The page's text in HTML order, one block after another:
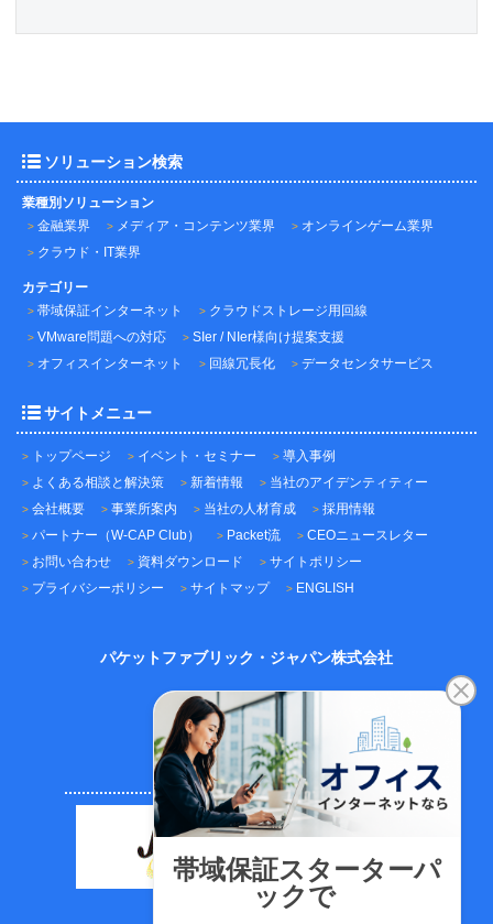
ソリューション検索
業種別ソリューション
金融業界
メディア・コンテンツ業界
オンラインゲーム業界
クラウド・IT業界
カテゴリー
帯域保証インターネット
クラウドストレージ用回線
VMware問題への対応
SIer / NIer様向け提案支援
オフィスインターネット
回線冗長化 データセンタサービス
サイトメニュー
トップページ イベント・セミナー
導入事例
よくある相談と解決策
新着情報
当社のアイデンティティー
会社概要
事業所案内 当社の人材育成
採用情報
パートナー（W-CAP Club）
Packet流
CEOニュースレター
お問い合わせ
資料ダウンロード
サイトポリシー
プライバシーポリシー
サイトマップ ENGLISH
パケットファブリック・ジャパン株式会社
〒101-0045
東京都千代田区神田鍛冶町3-3-12
神田鍛冶町千歳ビル7F
TEL：03-5209-2222（代表）
FAX：03-5209-2221